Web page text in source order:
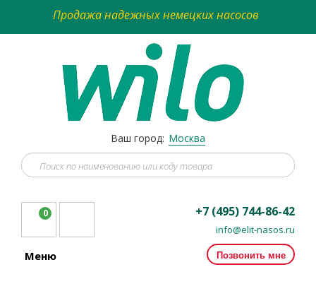
Продажа надежных немецких насосов
Ваш город: Москва
0 +7 (495) 744-86-42
info@elit-nasos.ru
Позвонить мне
Меню